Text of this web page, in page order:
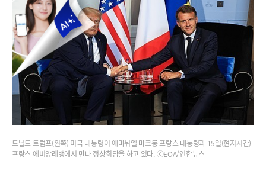
도널드 트럼프(왼쪽) 미국 대통령이 에마뉘엘 마크롱 프랑스 대통령과 15일(현지시간)
프랑스 에비앙레뱅에서 만나 정상회담을 하고 있다. ⓒEOA/연합뉴스